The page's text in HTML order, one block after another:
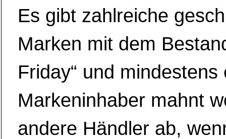
Es gibt zahlreiche
Marken mit dem
Friday“ und mindestens
Markeninhaber mahnt
andere Händler ab,